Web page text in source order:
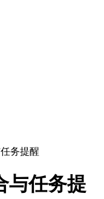
务提醒
与任务提